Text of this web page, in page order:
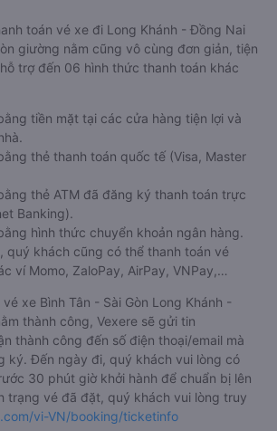
toán vé xe đi Long Khánh - Đồng Nai
giường nằm cũng vô cùng đơn giản, tiện
trợ đến 06 hình thức thanh toán khác
tiền mặt tại các cửa hàng tiện lợi và
thẻ thanh toán quốc tế (Visa, Master
thẻ ATM đã đăng ký thanh toán trực
Banking).
hình thức chuyển khoản ngân hàng.
quý khách cũng có thể thanh toán vé
ví Momo, ZaloPay, AirPay, VNPay,…
xe Bình Tân - Sài Gòn Long Khánh -
thành công, Vexere sẽ gửi tin
thành công đến số điện thoại/email mà
ký. Đến ngày đi, quý khách vui lòng có
30 phút giờ khởi hành để chuẩn bị lên
trạng vé đã đặt, quý khách vui lòng truy
vi-VN/booking/ticketinfo